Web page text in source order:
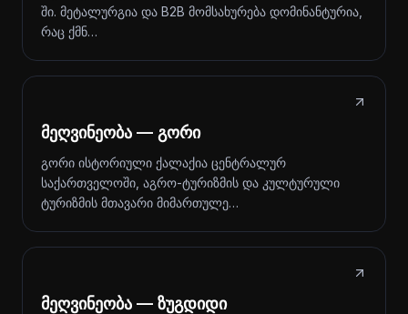
ში. მეტალურგია და B2B მომსახურება დომინანტურია,
რაც ქმნ…
მეღვინეობა — გორი
გორი ისტორიული ქალაქია ცენტრალურ
საქართველოში, აგრო-ტურიზმის და კულტურული
ტურიზმის მთავარი მიმართულე…
მეღვინეობა — ზუგდიდი